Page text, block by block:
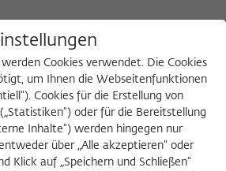
Search
Cookies verwendet. Die Cookies
um Ihnen die Webseitenfunktionen
Cookies für die Erstellung von
oder für die Bereitstellung
Inhalte“) werden hingegen nur
über „Alle akzeptieren“ oder
Klick auf „Speichern und Schließen“